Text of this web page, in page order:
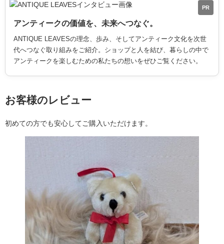
PR
アンティークの価値を、未来へつなぐ。
ANTIQUE LEAVESの理念、歩み、そしてアンティーク文化を次世
代へつなぐ取り組みをご紹介。ショップと人を結び、暮らしの中で
アンティークを楽しむための私たちの想いをぜひご覧ください。
お客様のレビュー
初めての方でも安心してご購入いただけます。